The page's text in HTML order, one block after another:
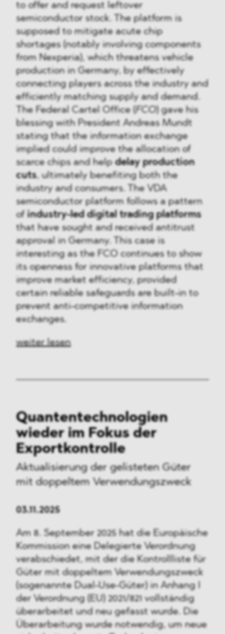
to offer and request leftover
semiconductor stock. The platform is
supposed to mitigate acute chip
shortages (notably involving components
from Nexperia), which threatens vehicle
production in Germany, by effectively
connecting players across the industry and
efficiently matching supply and demand.
The Federal Cartel Office ( FCO) gave his
blessing with President Andreas Mundt
stating that the information exchange
implied could improve the allocation of
scarce chips and helpdelay production
cuts, ultimately benefiting both the
industry and consumers. The VDA
semiconductor platform follows a pattern
of industry-led digital trading platforms
that have sought and received antitrust
approval in Germany. This case is
interesting as the FCO continues to show
its openness for innovative platforms that
improve market efficiency, provided
certain reliable safeguards are built-in to
prevent anti-competitive information
exchanges.
weiter lesen
Quantentechnologien
wieder im Fokus der
Exportkontrolle
Aktualisierung der gelisteten Güter
mit doppeltem Verwendungszweck
03.11.2025
Am 8. September 2025 hat die Europäische
Kommission eine Delegierte Verordnung
verabschiedet, mit der die Kontrollliste für
Güter mit doppeltem Verwendungszweck
(sogenannte Dual-Use-Güter) in Anhang I
der Verordnung (EU) 2021/821 vollständig
überarbeitet und neu gefasst wurde. Die
Überarbeitung wurde notwendig, um neue